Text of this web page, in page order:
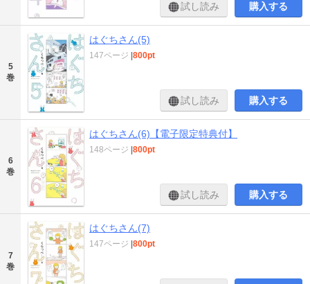
試し読み 購入する
5
巻
はぐちさん(5)
147ページ 800pt
試し読み 購入する
6
巻
はぐちさん(6)【電子限定特典付】
148ページ 800pt
試し読み 購入する
7
巻
はぐちさん(7)
147ページ 800pt